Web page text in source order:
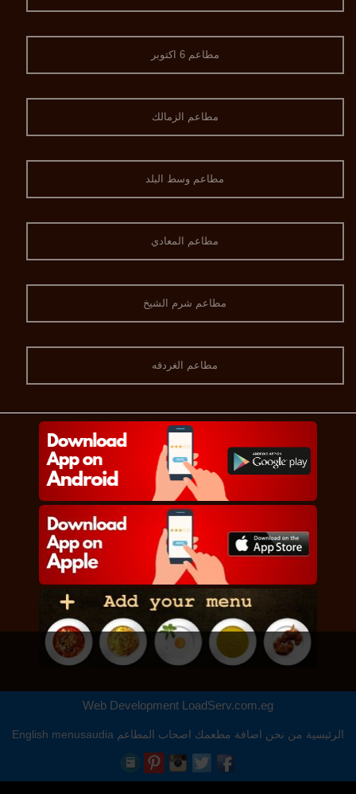
مطاعم 6 اكتوبر
مطاعم الزمالك
مطاعم وسط البلد
مطاعم المعادي
مطاعم شرم الشيخ
مطاعم الغردقه
Web Development LoadServ.com.eg
الرئيسية من نحن اضافة مطعمك اصحاب المطاعم menusaudia
English